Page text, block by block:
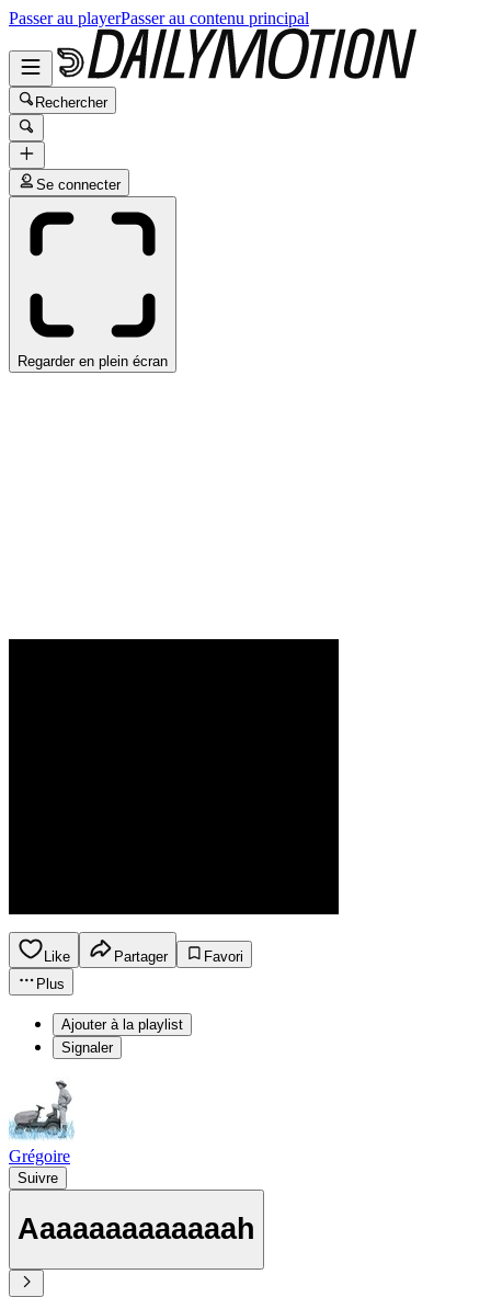
Passer au playerPasser au contenu principal
Rechercher
Se connecter
Regarder en plein écran
Like Partager
Favori
Plus
Ajouter à la playlist
Signaler
Grégoire
Suivre
Aaaaaaaaaaaaah